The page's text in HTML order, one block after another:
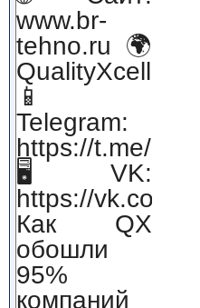
www.br-
tehno.ru 🌍
📱
Telegram:
https://t.me/
🖥 VK:
https://vk.com/
Как QX
обошли
95%
компаний